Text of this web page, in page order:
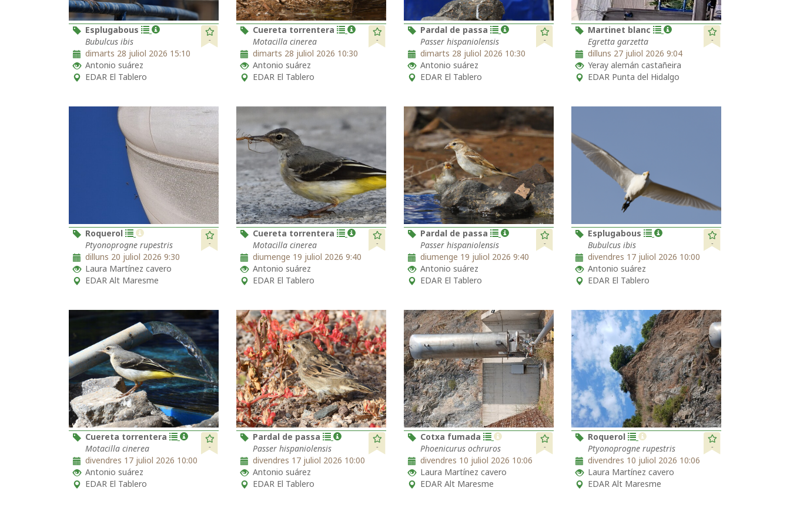
-
Esplugabous
Bubulcus ibis
dimarts 28 juliol 2026 15:10
Antonio suárez
EDAR El Tablero
-
Cuereta torrentera
Motacilla cinerea
dimarts 28 juliol 2026 10:30
Antonio suárez
EDAR El Tablero
-
Pardal de passa
Passer hispaniolensis
dimarts 28 juliol 2026 10:30
Antonio suárez
EDAR El Tablero
-
Martinet blanc
Egretta garzetta
dilluns 27 juliol 2026 9:04
Yeray alemán castañeira
EDAR Punta del Hidalgo
-
Roquerol
Ptyonoprogne rupestris
dilluns 20 juliol 2026 9:30
Laura Martínez cavero
EDAR Alt Maresme
-
Cuereta torrentera
Motacilla cinerea
diumenge 19 juliol 2026 9:40
Antonio suárez
EDAR El Tablero
-
Pardal de passa
Passer hispaniolensis
diumenge 19 juliol 2026 9:40
Antonio suárez
EDAR El Tablero
-
Esplugabous
Bubulcus ibis
divendres 17 juliol 2026 10:00
Antonio suárez
EDAR El Tablero
-
Cuereta torrentera
Motacilla cinerea
divendres 17 juliol 2026 10:00
Antonio suárez
EDAR El Tablero
-
Pardal de passa
Passer hispaniolensis
divendres 17 juliol 2026 10:00
Antonio suárez
EDAR El Tablero
-
Cotxa fumada
Phoenicurus ochruros
divendres 10 juliol 2026 10:06
Laura Martínez cavero
EDAR Alt Maresme
-
Roquerol
Ptyonoprogne rupestris
divendres 10 juliol 2026 10:06
Laura Martínez cavero
EDAR Alt Maresme